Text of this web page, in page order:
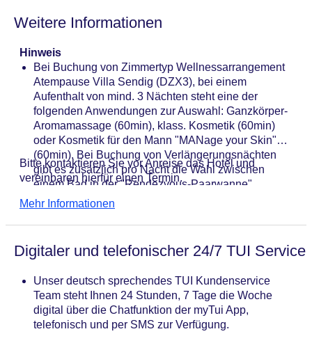
Weitere Informationen
Hinweis
Bei Buchung von Zimmertyp Wellnessarrangement
Atempause Villa Sendig (DZX3), bei einem
Aufenthalt von mind. 3 Nächten steht eine der
folgenden Anwendungen zur Auswahl: Ganzkörper-
Aromamassage (60min), klass. Kosmetik (60min)
oder Kosmetik für den Mann "MANage your Skin"
(60min). Bei Buchung von Verlängerungsnächten
gibt es zusätzlich pro Nacht die Wahl zwischen
einem Bad in der "Rendezvous-Paarwanne"
(25min), einer Massage mit dem "Aqua Thermo Jet"
Bitte kontaktieren Sie vor Anreise das Hotel und
vereinbaren hierfür einen Termin.
Mehr Informationen
Digitaler und telefonischer 24/7 TUI Service
Unser deutsch sprechendes TUI Kundenservice
Team steht Ihnen 24 Stunden, 7 Tage die Woche
digital über die Chatfunktion der myTui App,
telefonisch und per SMS zur Verfügung.